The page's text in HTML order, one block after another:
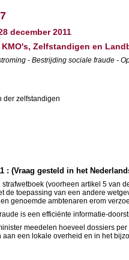
december 2011
Zelfstandigen en
- Bestrijding sociale fraude -
der zelfstandigen
: (Vraag gesteld in het
(voorheen artikel 5
de toepassing van een andere
genoemde ambtenaren erom
is een efficiënte informatie-
meedelen hoeveel dossiers
een lokale overheid en in het